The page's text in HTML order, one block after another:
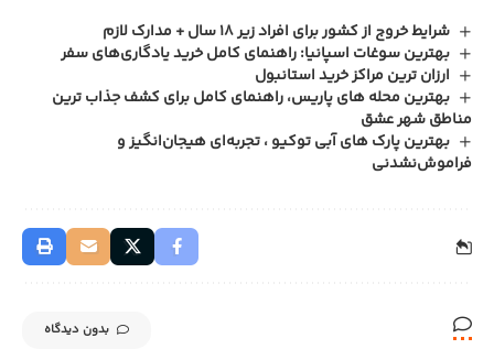
شرایط خروج از کشور برای افراد زیر ۱۸ سال + مدارک لازم
بهترین سوغات اسپانیا: راهنمای کامل خرید یادگاری‌های سفر
ارزان ترین مراکز خرید استانبول
بهترین محله‌ های پاریس، راهنمای کامل برای کشف جذاب‌ ترین
مناطق شهر عشق
بهترین پارک‌ های آبی توکیو ، تجربه‌ای هیجان‌انگیز و
فراموش‌نشدنی
بدون دیدگاه